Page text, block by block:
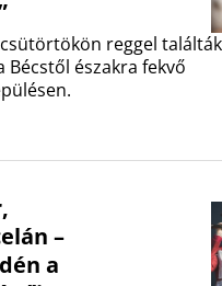
reggel
Bécstől északra fekvő
–
a